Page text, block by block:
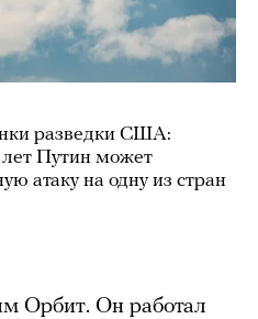
разведки США:
Путин может
атаку на одну из стран
Орбит. Он работал